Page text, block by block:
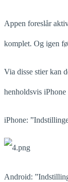
Appen foreslår
komplet. Og igen
Via disse stier kan
henholdsvis
iPhone:
Android: